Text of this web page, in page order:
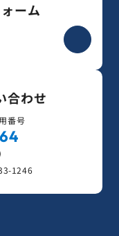
ーム
合わせ
番号
1246